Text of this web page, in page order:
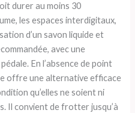
durer au moins 30
les espaces interdigitaux,
d’un savon liquide et
avec une
En l’absence de point
offre une alternative efficace
qu’elles ne soient ni
Il convient de frotter jusqu’à